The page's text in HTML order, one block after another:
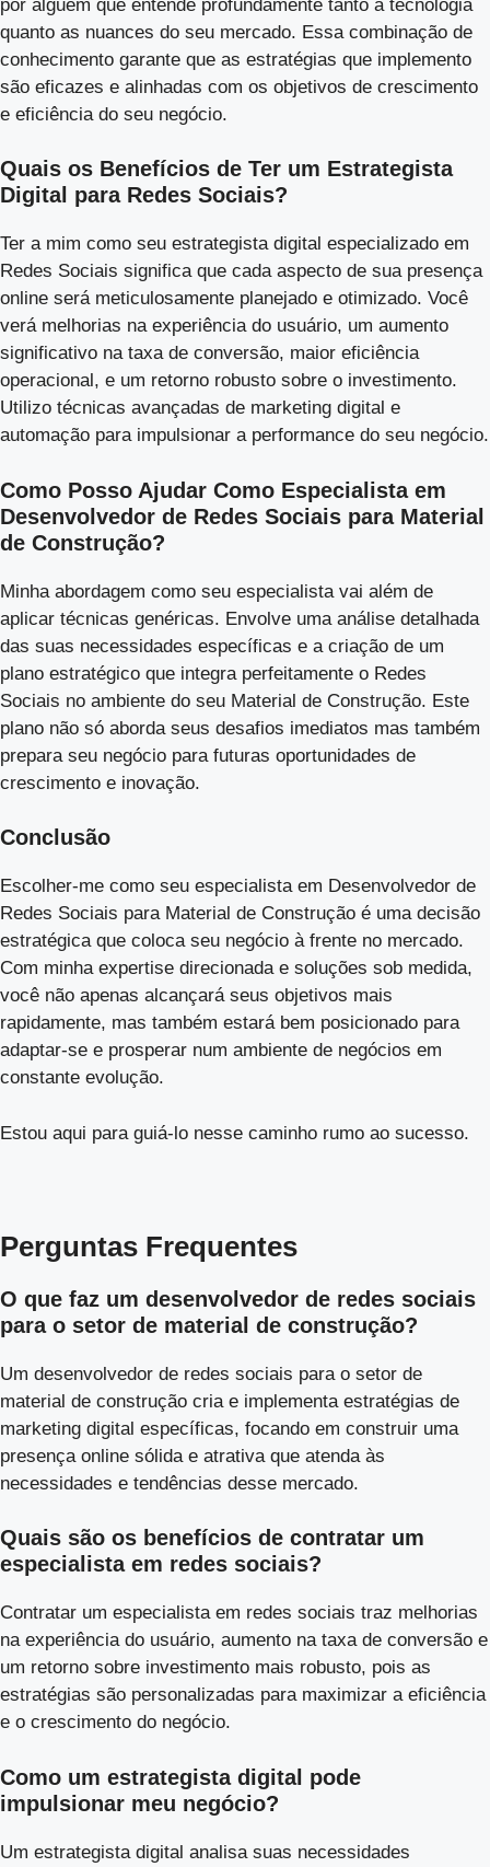
por alguém que entende profundamente tanto a tecnologia
quanto as nuances do seu mercado. Essa combinação de
conhecimento garante que as estratégias que implemento
são eficazes e alinhadas com os objetivos de crescimento
e eficiência do seu negócio.
Quais os Benefícios de Ter um Estrategista
Digital para Redes Sociais?
Ter a mim como seu estrategista digital especializado em
Redes Sociais significa que cada aspecto de sua presença
online será meticulosamente planejado e otimizado. Você
verá melhorias na experiência do usuário, um aumento
significativo na taxa de conversão, maior eficiência
operacional, e um retorno robusto sobre o investimento.
Utilizo técnicas avançadas de marketing digital e
automação para impulsionar a performance do seu negócio.
Como Posso Ajudar Como Especialista em
Desenvolvedor de Redes Sociais para Material
de Construção?
Minha abordagem como seu especialista vai além de
aplicar técnicas genéricas. Envolve uma análise detalhada
das suas necessidades específicas e a criação de um
plano estratégico que integra perfeitamente o Redes
Sociais no ambiente do seu Material de Construção. Este
plano não só aborda seus desafios imediatos mas também
prepara seu negócio para futuras oportunidades de
crescimento e inovação.
Conclusão
Escolher-me como seu especialista em Desenvolvedor de
Redes Sociais para Material de Construção é uma decisão
estratégica que coloca seu negócio à frente no mercado.
Com minha expertise direcionada e soluções sob medida,
você não apenas alcançará seus objetivos mais
rapidamente, mas também estará bem posicionado para
adaptar-se e prosperar num ambiente de negócios em
constante evolução.
Estou aqui para guiá-lo nesse caminho rumo ao sucesso.
Perguntas Frequentes
O que faz um desenvolvedor de redes sociais
para o setor de material de construção?
Um desenvolvedor de redes sociais para o setor de
material de construção cria e implementa estratégias de
marketing digital específicas, focando em construir uma
presença online sólida e atrativa que atenda às
necessidades e tendências desse mercado.
Quais são os benefícios de contratar um
especialista em redes sociais?
Contratar um especialista em redes sociais traz melhorias
na experiência do usuário, aumento na taxa de conversão e
um retorno sobre investimento mais robusto, pois as
estratégias são personalizadas para maximizar a eficiência
e o crescimento do negócio.
Como um estrategista digital pode
impulsionar meu negócio?
Um estrategista digital analisa suas necessidades